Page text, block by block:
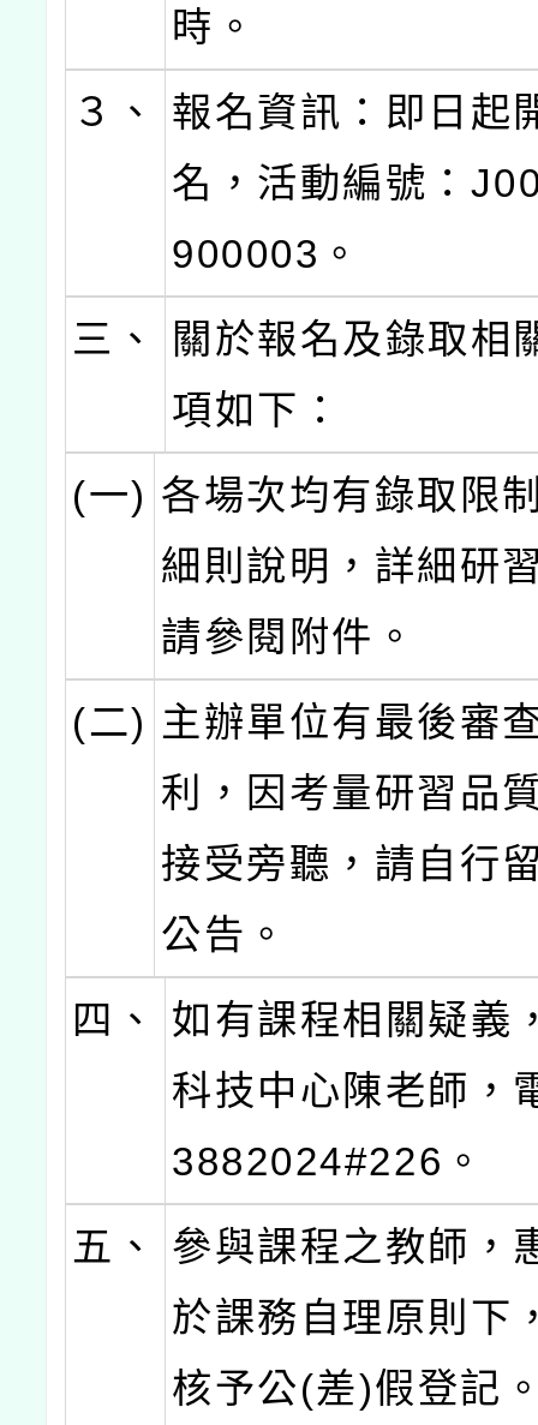
時。
３、
報名資訊：即日起
名，活動編號：
900003。
三、
關於報名及錄取相
項如下：
(一) 各場次均有錄取限
細則說明，詳細研
請參閱附件。
(二) 主辦單位有最後審
利，因考量研習品
接受旁聽，請自行
公告。
四、
如有課程相關疑義
科技中心陳老師，
3882024#226。
五、
參與課程之教師，
於課務自理原則下
核予公(差)假登記